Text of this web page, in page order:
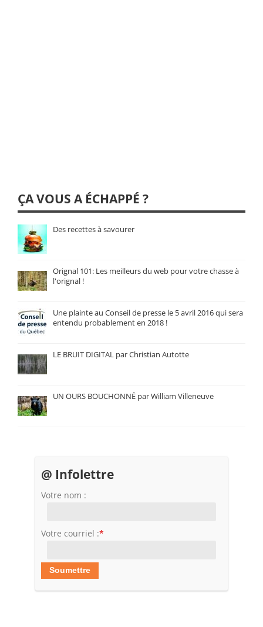
ÇA VOUS A ÉCHAPPÉ ?
Des recettes à savourer
Orignal 101: Les meilleurs du web pour votre chasse à
l'orignal !
Une plainte au Conseil de presse le 5 avril 2016 qui sera
entendu probablement en 2018 !
LE BRUIT DIGITAL par Christian Autotte
UN OURS BOUCHONNÉ par William Villeneuve
@ Infolettre
Votre nom :
Votre courriel :*